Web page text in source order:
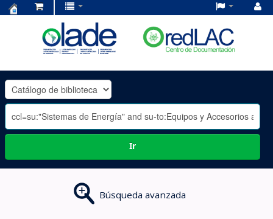
OLADE
-
Ir
Búsqueda avanzada